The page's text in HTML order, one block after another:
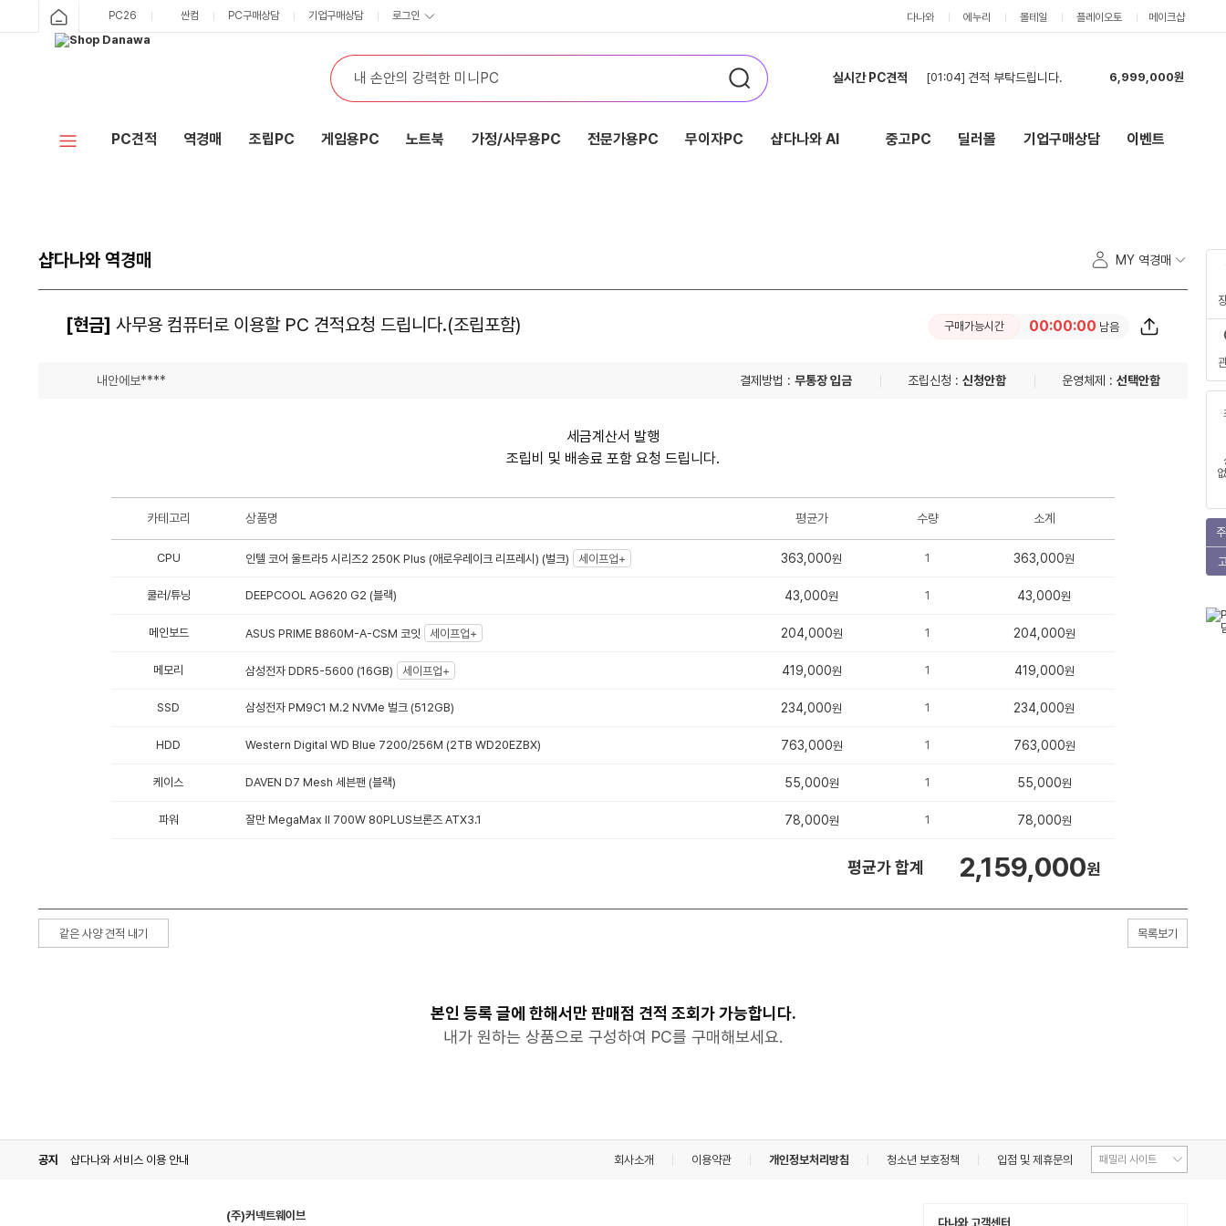
PC26 싼컴 PC구매상담 기업구매상담 로그인 다나와 에누리 몰테일 플레이오토 메이크샵
실시간 PC견적 [01:04] 견적 부탁드립니다.
6,999,000원
[22:01]
2,179,000원
5,404,000원
[19:24] 견적부탁합니다.
5,404,000원
PC견적 역경매 조립PC 게임용PC 노트북 가정/사무용PC 전문가용PC 무이자PC 샵다나와 AI 중고PC 딜러몰 기업구매상담 이벤트
샵다나와 역경매 MY 역경매
[현금] 사무용 컴퓨터로 이용할 PC 견적요청 드립니다.(조립포함) 구매가능시간 00:00:00 남음
내안에보**** 결제방법 : 무통장 입금 조립신청 : 신청안함 운영체제 : 선택안함
세금계산서 발행
조립비 및 배송료 포함 요청 드립니다.
카테고리 상품명 평균가 수량 소계
CPU 인텔 코어 울트라5 시리즈2 250K Plus (애로우레이크 리프레시) (벌크) 세이프업+ 363,000원 1 363,000원
쿨러/튜닝 DEEPCOOL AG620 G2 (블랙) 43,000원 1 43,000원
메인보드 ASUS PRIME B860M-A-CSM 코잇 세이프업+ 204,000원 1 204,000원
메모리 삼성전자 DDR5-5600 (16GB) 세이프업+ 419,000원 1 419,000원
SSD 삼성전자 PM9C1 M.2 NVMe 벌크 (512GB) 234,000원 1 234,000원
HDD Western Digital WD Blue 7200/256M (2TB WD20EZBX) 763,000원 1 763,000원
케이스 DAVEN D7 Mesh 세븐팬 (블랙) 55,000원 1 55,000원
파워 잘만 MegaMax II 700W 80PLUS브론즈 ATX3.1 78,000원 1 78,000원
평균가 합계 2,159,000원
같은 사양 견적 내기 목록보기
본인 등록 글에 한해서만 판매점 견적 조회가 가능합니다.
내가 원하는 상품으로 구성하여 PC를 구매해보세요.
공지 샵다나와 서비스 이용 안내 회사소개 이용약관 개인정보처리방침 청소년 보호정책 입점 및 제휴문의
(주)커넥트웨이브
다나와 고객센터